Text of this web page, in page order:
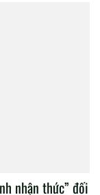
nhận thức” đối